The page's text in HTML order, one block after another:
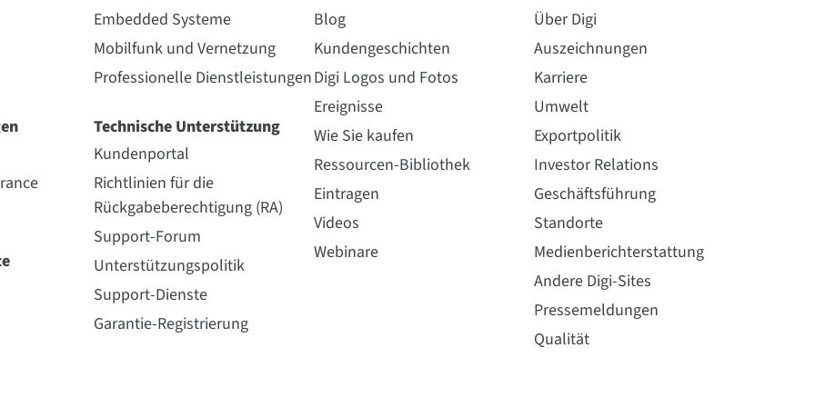
XBP24CZ7RIS-005
XBP24CZ7UIS-005
Zigbee
EM357 SoC
Seriell bis zu 1 Mbps
m (2 Meilen)
Embedded Systeme
Mobilfunk und Vernetzung
Professionelle Dienstleistungen
Technische Unterstützung
Kundenportal
Richtlinien für die
Rückgabeberechtigung (RA)
Support-Forum
Unterstützungspolitik
Support-Dienste
Garantie-Registrierung
Blog
Kundengeschichten
Digi Logos und Fotos
Ereignisse
Wie Sie kaufen
Ressourcen-Bibliothek
Eintragen
Videos
Webinare
Über Digi
Auszeichnungen
Karriere
Umwelt
Exportpolitik
Investor Relations
Geschäftsführung
Standorte
Medienberichterstattung
Andere Digi-Sites
Pressemeldungen
Qualität